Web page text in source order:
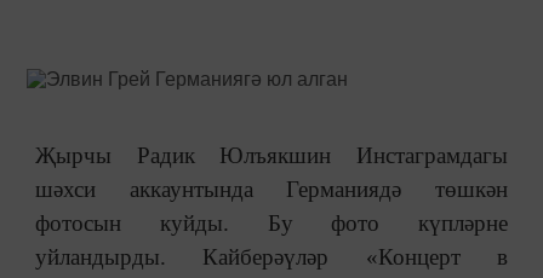
Җырчы Радик Юлъякшин Инстаграмдагы
шәхси аккаунтында Германиядә төшкән
фотосын куйды. Бу фото күпләрне
уйландырды. Кайберәүләр «Концерт в